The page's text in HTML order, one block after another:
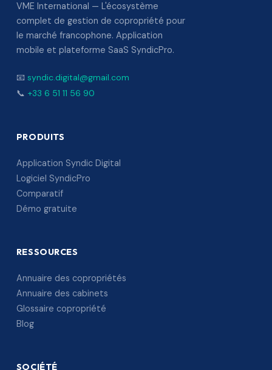
VME International — L'écosystème
complet de gestion de copropriété pour
le marché francophone. Application
mobile et plateforme SaaS SyndicPro.
📧 syndic.digital@gmail.com
📞 +33 6 51 11 56 90
PRODUITS
Application Syndic Digital
Logiciel SyndicPro
Comparatif
Démo gratuite
RESSOURCES
Annuaire des copropriétés
Annuaire des cabinets
Glossaire copropriété
Blog
SOCIÉTÉ